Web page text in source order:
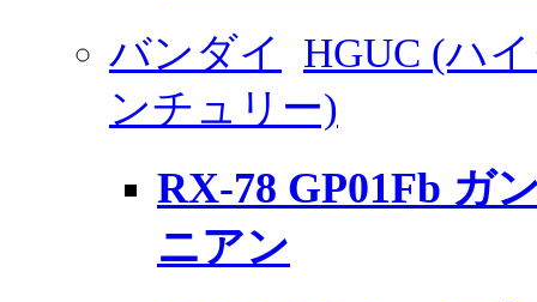
バンダイ
HGUC (ハ
ンチュリー)
RX-78 GP01Fb ガ
ニアン